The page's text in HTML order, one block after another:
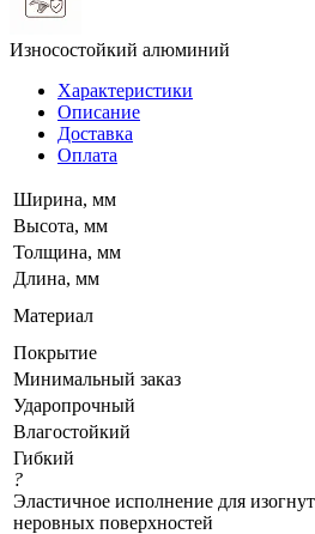
Износостойкий алюминий
Характеристики
Описание
Доставка
Оплата
Ширина, мм
Высота, мм
Толщина, мм
Длина, мм
Материал
Покрытие
Минимальный заказ
Ударопрочный
Влагостойкий
Гибкий
?
Эластичное исполнение для
неровных поверхностей